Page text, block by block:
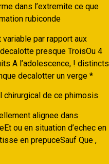
dans l’extremite ce que
rubiconde
par rapport aux
presque TroisOu 4
A l’adolescence, ! distincts
decalotter un verge *
chirurgical de ce phimosis
alignee dans
ou en situation d’echec en
en prepuceSauf Que ,